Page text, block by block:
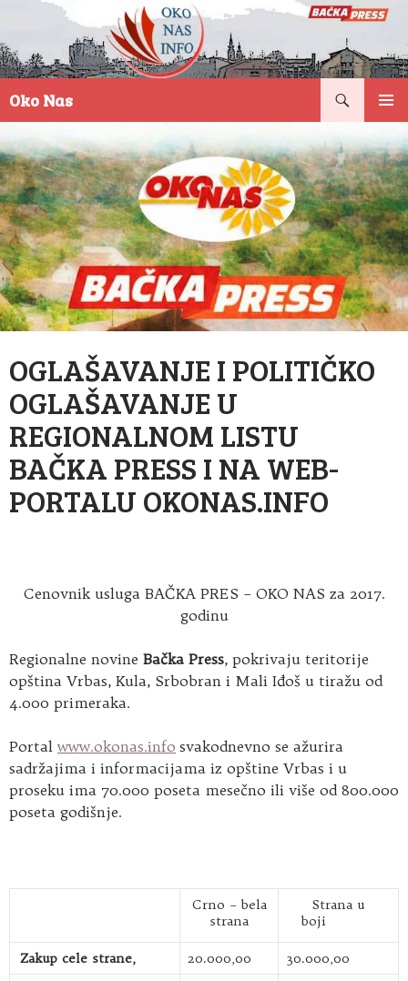
Oko Nas
SADRŽAJ
OGLAŠAVANJE I POLITIČKO
OGLAŠAVANJE U
REGIONALNOM LISTU
BAČKA PRESS I NA WEB-
PORTALU OKONAS.INFO
Cenovnik usluga BAČKA PRES – OKO NAS za 2017.
godinu
Regionalne novine Bačka Press, pokrivaju teritorije
opština Vrbas, Kula, Srbobran i Mali Iđoš u tiražu od
4.000 primeraka.
Portal www.okonas.info svakodnevno se ažurira
sadržajima i informacijama iz opštine Vrbas i u
proseku ima 70.000 poseta mesečno ili više od 800.000
poseta godišnje.
Crno – bela
strana
Strana u
boji
Zakup cele strane, 20.000,00
30.000,00